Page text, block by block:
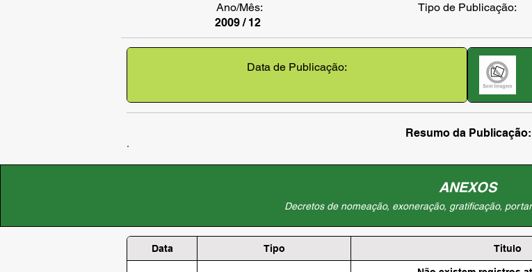
Ano/Mês:
2009 / 12
Tipo de Publicação:
Data de Publicação:
Resumo da Publicação:
ANEXOS
Decretos de nomeação, exoneração, gratificação,
Data Tipo Titulo